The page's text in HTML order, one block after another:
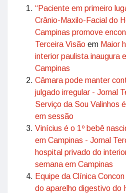
“Paciente em primeiro
Crânio-Maxilo-Facial do
Campinas promove
Terceira Visão em Maior
interior paulista inaugura
Campinas
Câmara pode manter
julgado irregular - Jornal
Serviço da Sou Valinhos
em sessão
Vinícius é o 1º bebê
em Campinas - Jornal
hospital privado do
semana em Campinas
Equipe da Clínica
do aparelho digestivo do